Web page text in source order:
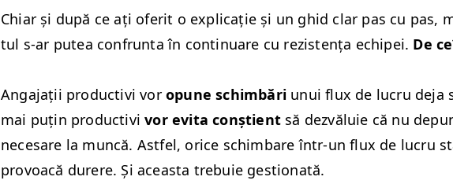
Chiar și după ce ați ofer­it o expli­cație și un ghid clar pas cu pas,
tul s‑ar putea con­frun­ta în con­tin­uare cu rezis­tența echipei. De
Anga­jații pro­duc­tivi vor opune schim­bări unui flux de lucru deja
mai puțin pro­duc­tivivor evi­ta conș­tient să dezvăluie că nu
nece­sare la muncă. Ast­fel, orice schim­bare într-un flux de lucru
provoacă durere. Și aceas­ta tre­buie gestionată.